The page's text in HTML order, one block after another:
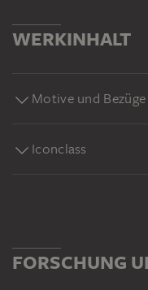
WERKINHALT
Motive und Bezüge
Iconclass
FORSCHUNG